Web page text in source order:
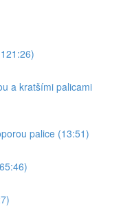
a kratšími palicami
palice (13:51)